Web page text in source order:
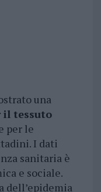
una
il tessuto
per le
I dati
sanitaria è
e sociale.
dell’epidemia